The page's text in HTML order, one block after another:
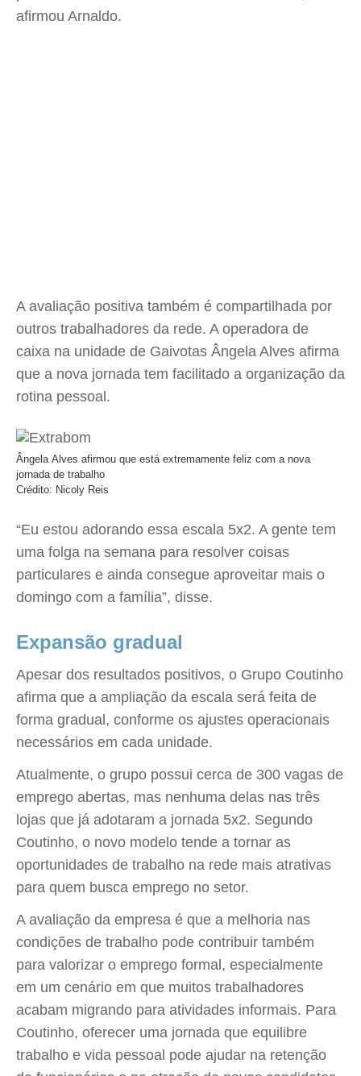
afirmou Arnaldo.
A avaliação positiva também é compartilhada por
outros trabalhadores da rede. A operadora de
caixa na unidade de Gaivotas Ângela Alves afirma
que a nova jornada tem facilitado a organização da
rotina pessoal.
Ângela Alves afirmou que está extremamente feliz com a nova
jornada de trabalho
Crédito: Nicoly Reis
“Eu estou adorando essa escala 5x2. A gente tem
uma folga na semana para resolver coisas
particulares e ainda consegue aproveitar mais o
domingo com a família”, disse.
Expansão gradual
Apesar dos resultados positivos, o Grupo Coutinho
afirma que a ampliação da escala será feita de
forma gradual, conforme os ajustes operacionais
necessários em cada unidade.
Atualmente, o grupo possui cerca de 300 vagas de
emprego abertas, mas nenhuma delas nas três
lojas que já adotaram a jornada 5x2. Segundo
Coutinho, o novo modelo tende a tornar as
oportunidades de trabalho na rede mais atrativas
para quem busca emprego no setor.
A avaliação da empresa é que a melhoria nas
condições de trabalho pode contribuir também
para valorizar o emprego formal, especialmente
em um cenário em que muitos trabalhadores
acabam migrando para atividades informais. Para
Coutinho, oferecer uma jornada que equilibre
trabalho e vida pessoal pode ajudar na retenção